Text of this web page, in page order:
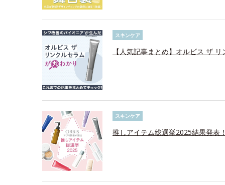
スキンケア
【人気記事まとめ】オルビス ザ
スキンケア
推しアイテム総選挙2025結果発表